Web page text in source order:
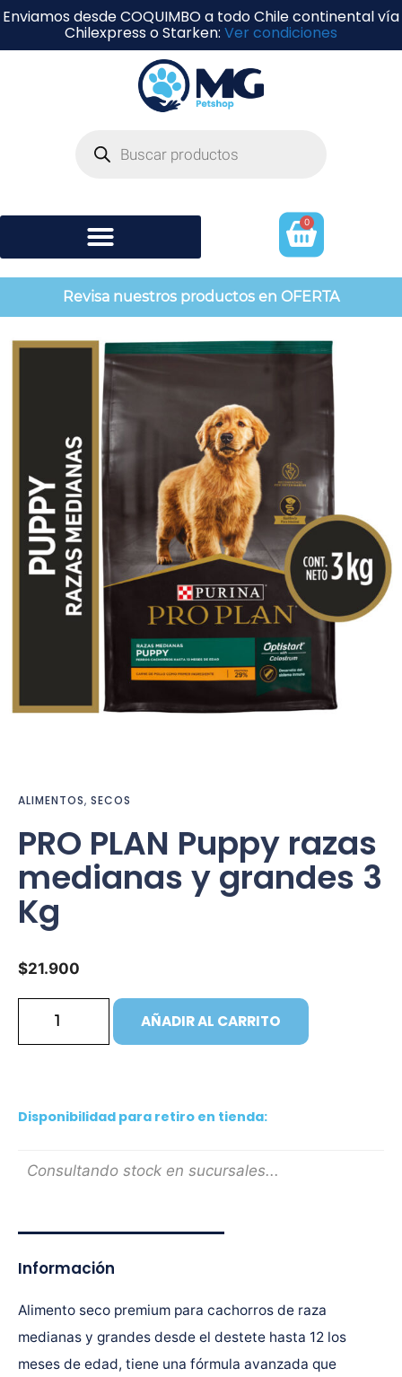
Enviamos desde COQUIMBO a todo Chile continental vía
Chilexpress o Starken: Ver condiciones
0
Revisa nuestros productos en OFERTA
ALIMENTOS, SECOS
PRO PLAN Puppy razas
medianas y grandes 3
Kg
$21.900
AÑADIR AL CARRITO
Disponibilidad para retiro en tienda:
Consultando stock en sucursales...
Información
Alimento seco premium para cachorros de raza
medianas y grandes desde el destete hasta 12 los
meses de edad, tiene una fórmula avanzada que